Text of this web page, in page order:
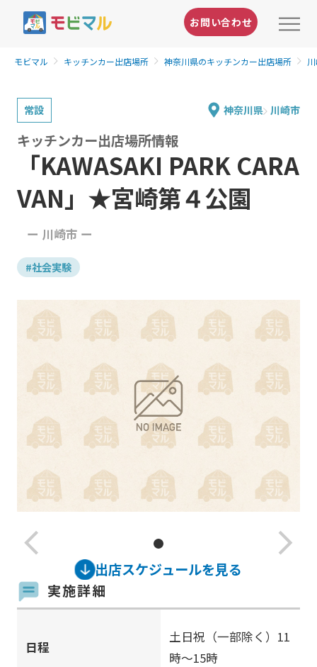
お問い合わせ
モビマル キッチンカー出店場所 神奈川県のキッチンカー出店場所
常設 神奈川県 川崎市
「KAWASAKI PARK CARA
VAN」★宮崎第４公園
ー 川崎市 ー
キッチンカー出店場所情報
#社会実験
arrow_back_ios_new arrow_forward_ios
出店スケジュールを見る
実施詳細
日程
土日祝（一部除く）11
時～15時